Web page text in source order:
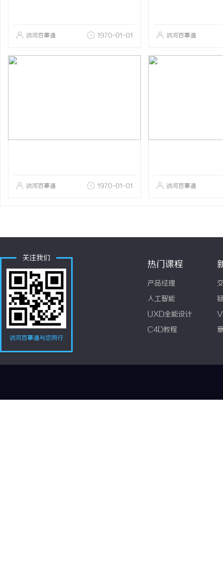
讷河百事通 1970-01-01 讷河百事通
讷河百事通 1970-01-01 讷河百事通
关注我们
讷河百事通与您同行
热门课程
产品经理
人工智能
UXD全能设计
C4D教程